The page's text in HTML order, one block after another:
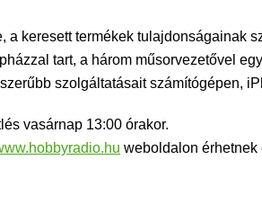
keresett termékek tulajdonságainak
tart, a három műsorvezetővel
szolgáltatásait számítógépen,
vasárnap 13:00 órakor.
weboldalon érhetnek